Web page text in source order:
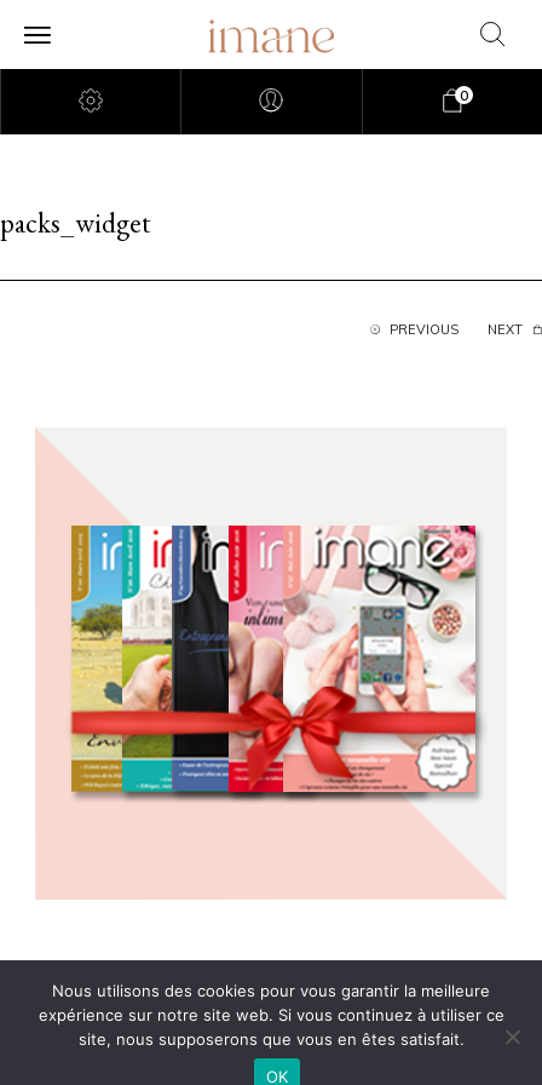
0
packs_widget
PREVIOUS NEXT
Conditions Générales de Vente
© 2021 Imane Magazine All rights reserved.
Nous utilisons des cookies pour vous garantir la meilleure
expérience sur notre site web. Si vous continuez à utiliser ce
site, nous supposerons que vous en êtes satisfait.
OK